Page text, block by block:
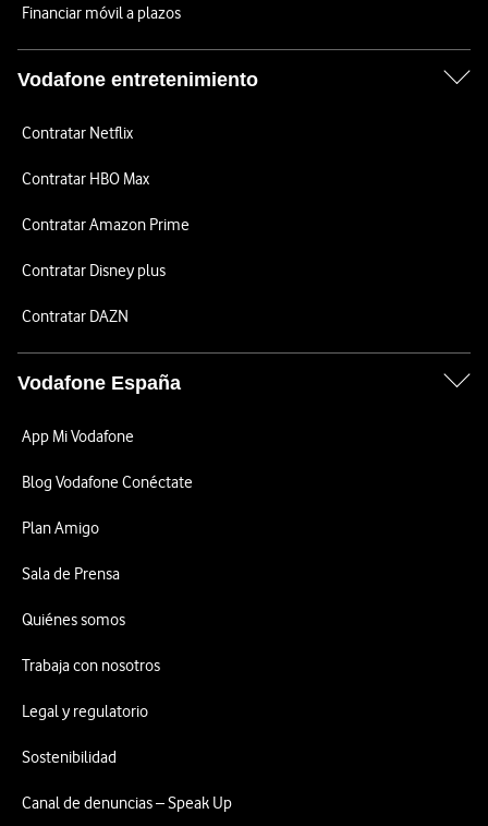
Financiar móvil a plazos
Vodafone entretenimiento
Contratar Netflix
Contratar HBO Max
Contratar Amazon Prime
Contratar Disney plus
Contratar DAZN
Vodafone España
App Mi Vodafone
Blog Vodafone Conéctate
Plan Amigo
Sala de Prensa
Quiénes somos
Trabaja con nosotros
Legal y regulatorio
Sostenibilidad
Canal de denuncias – Speak Up